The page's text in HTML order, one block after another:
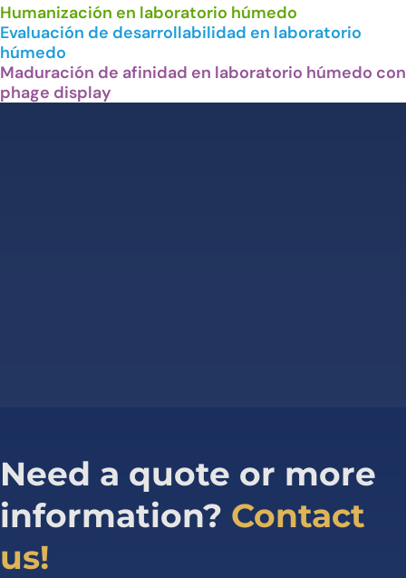
Humanización en laboratorio húmedo
Evaluación de desarrollabilidad en laboratorio
húmedo
Maduración de afinidad en laboratorio húmedo con
phage display
Need a quote or more
information? Contact
us!